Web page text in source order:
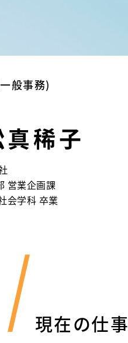
般事務)
稀子
営業企画課
会学科 卒業
現在の仕事